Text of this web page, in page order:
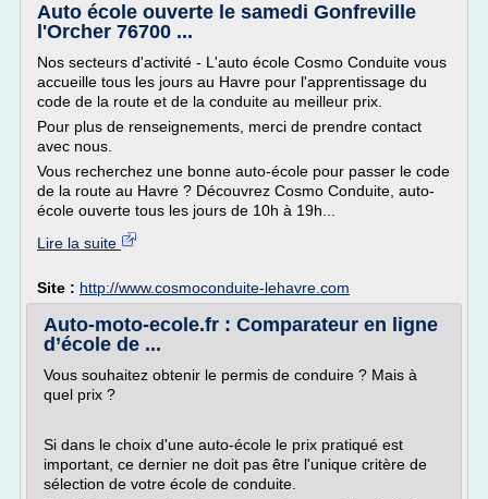
Auto école ouverte le samedi Gonfreville
l'Orcher 76700 ...
Nos secteurs d'activité - L'auto école Cosmo Conduite vous
accueille tous les jours au Havre pour l'apprentissage du
code de la route et de la conduite au meilleur prix.
Pour plus de renseignements, merci de prendre contact
avec nous.
Vous recherchez une bonne auto-école pour passer le code
de la route au Havre ? Découvrez Cosmo Conduite, auto-
école ouverte tous les jours de 10h à 19h...
Lire la suite
Site : http://www.cosmoconduite-lehavre.com
Auto-moto-ecole.fr : Comparateur en ligne
d’école de ...
Vous souhaitez obtenir le permis de conduire ? Mais à
quel prix ?
Si dans le choix d'une auto-école le prix pratiqué est
important, ce dernier ne doit pas être l'unique critère de
sélection de votre école de conduite.